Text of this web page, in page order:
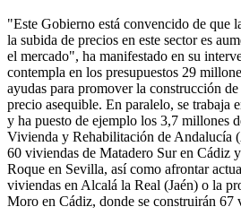
"Este Gobierno está convencido de que
la subida de precios en este sector es
el mercado", ha manifestado en su
contempla en los presupuestos 29
ayudas para promover la construcción
precio asequible. En paralelo, se trabaja
y ha puesto de ejemplo los 3,7 millones
Vivienda y Rehabilitación de Andalucía
60 viviendas de Matadero Sur en Cádiz
Roque en Sevilla, así como afrontar
viviendas en Alcalá la Real (Jaén) o la
Moro en Cádiz, donde se construirán 67